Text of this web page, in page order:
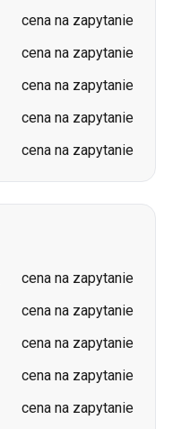
cena na zapytanie
cena na zapytanie
cena na zapytanie
cena na zapytanie
cena na zapytanie
cena na